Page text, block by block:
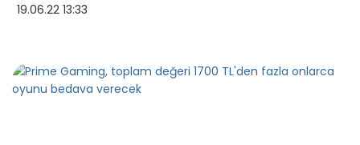
19.06.22 13:33